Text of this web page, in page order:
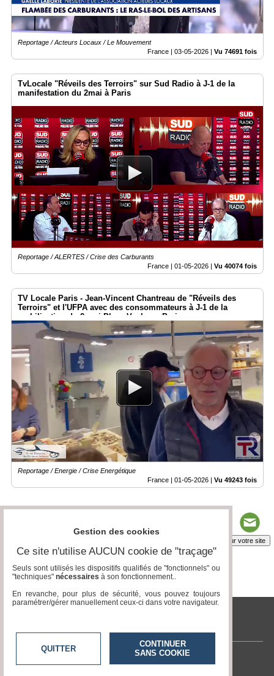
Reportage / Acteurs Locaux / Le Mouvement
France | 03-05-2026 Vu 74691 fois
TvLocale "Réveils des Terroirs" sur Sud Radio à J-1 de la
manifestation du 2mai à Paris
Reportage / ALERTES / Crise des Carburants
France | 01-05-2026 | Vu 40074 fois
TV Locale Paris - Jean-Vincent Chantreau de "Réveils des
Terroirs" et l'UFPA avec des consommateurs à J-1 de la
mobilisation du 2 mai Place Vauban - Paris
Reportage / Energie / Crise Energétique
France | 01-05-2026 | Vu 49243 fois
Insérez sur votre site
tvlocale.fr
Contactez-nous
Gestion des cookies
Ce site n'utilise AUCUN cookie de "traçage"
Seuls sont utilisés les dispositifs qualifiés de "fonctionnels" ou
"techniques" nécessaires à son fonctionnement..
En revanche, pour plus de sécurité, vous pouvez toujours
paramétrer/gérer manuellement ceux-ci dans votre navigateur.
QUITTER
CONTINUER
SANS COOKIE